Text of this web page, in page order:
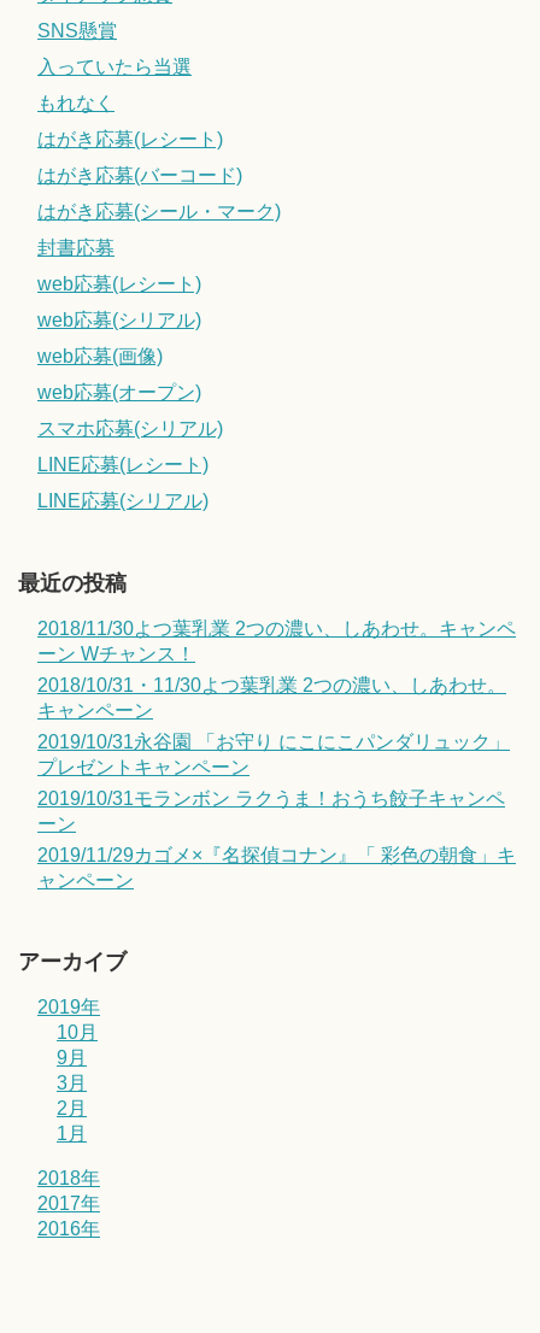
SNS懸賞
入っていたら当選
もれなく
はがき応募(レシート)
はがき応募(バーコード)
はがき応募(シール・マーク)
封書応募
web応募(レシート)
web応募(シリアル)
web応募(画像)
web応募(オープン)
スマホ応募(シリアル)
LINE応募(レシート)
LINE応募(シリアル)
最近の投稿
2018/11/30よつ葉乳業 2つの濃い、しあわせ。キャンペ
ーン Wチャンス！
2018/10/31・11/30よつ葉乳業 2つの濃い、しあわせ。
キャンペーン
2019/10/31永谷園 「お守り にこにこパンダリュック」
プレゼントキャンペーン
2019/10/31モランボン ラクうま！おうち餃子キャンペ
ーン
2019/11/29カゴメ×『名探偵コナン』「 彩色の朝食」キ
ャンペーン
アーカイブ
2019年
10月
9月
3月
2月
1月
2018年
2017年
2016年